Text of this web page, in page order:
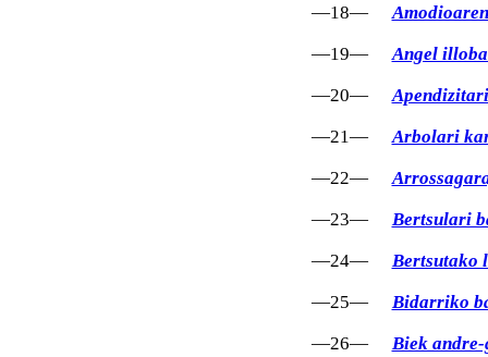
—18—
—19—
Angel
—20—
—21—
Arbolari
—22—
—23—
Bertsulari
—24—
Bertsutako
—25—
Bidarriko
—26—
Biek